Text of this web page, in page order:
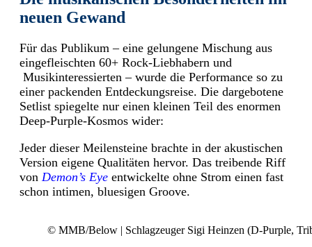
neuen Gewand
Für das Publikum – eine gelungene Mischung aus
eingefleischten 60+ Rock-Liebhabern und
Musikinteressierten – wurde die Performance so zu
einer packenden Entdeckungsreise. Die dargebotene
Setlist spiegelte nur einen kleinen Teil des enormen
Deep-Purple-Kosmos wider:
Jeder dieser Meilensteine brachte in der akustischen
Version eigene Qualitäten hervor. Das treibende Riff
von Demon’s Eye entwickelte ohne Strom einen fast
schon intimen, bluesigen Groove.
© MMB/Below | Schlagzeuger Sigi Heinzen (D-Purple,